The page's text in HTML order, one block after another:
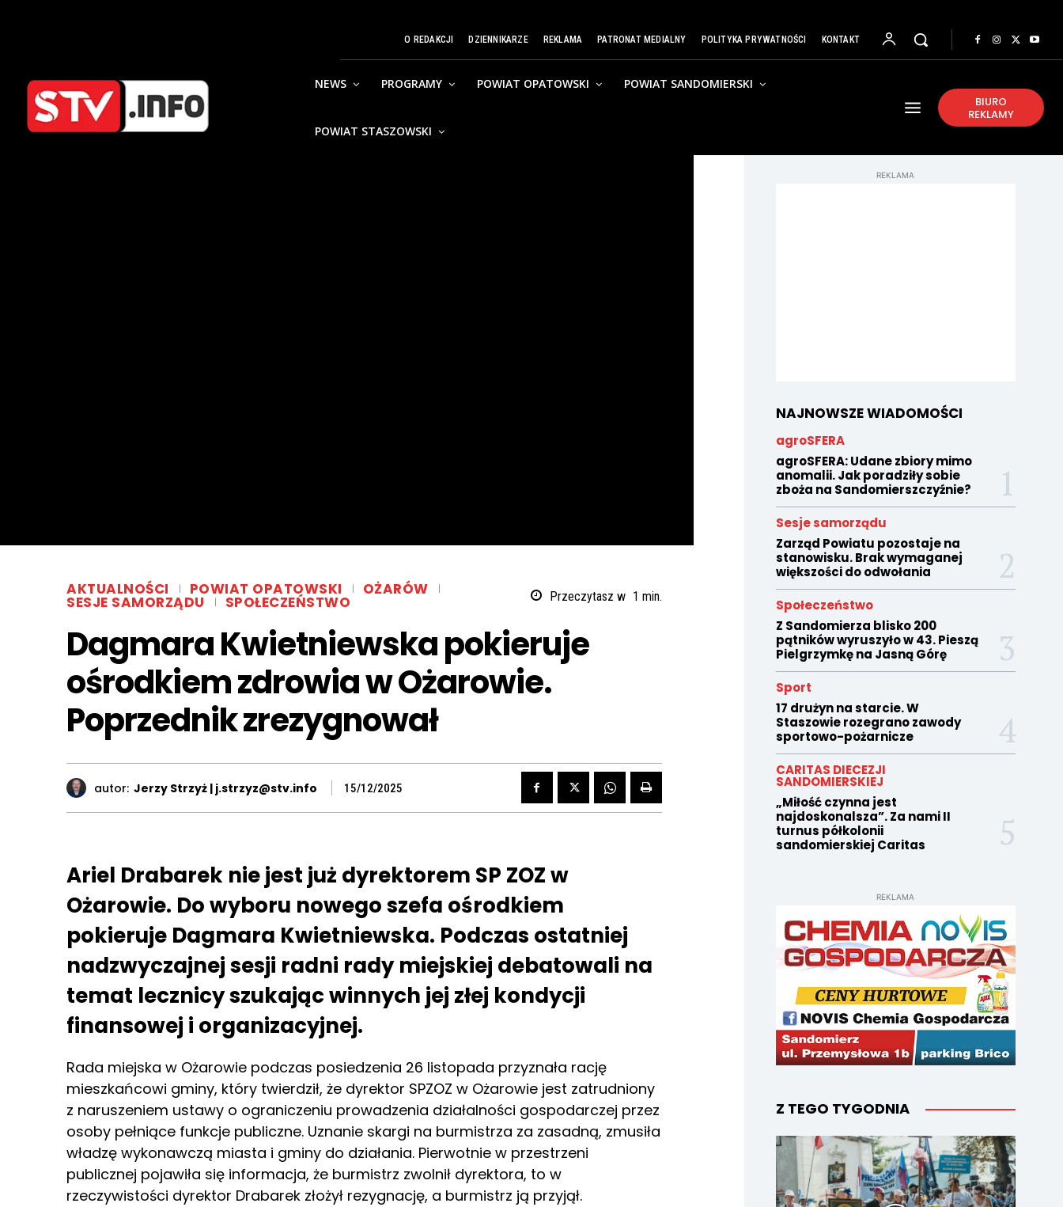
O REDAKCJI DZIENNIKARZE REKLAMA PATRONAT MEDIALNY POLITYKA PRYWATNOŚCI KONTAKT
NEWS PROGRAMY POWIAT OPATOWSKI POWIAT SANDOMIERSKI
POWIAT STASZOWSKI
BIURO
REKLAMY
AKTUALNOŚCI POWIAT OPATOWSKI OŻARÓW
SESJE SAMORZĄDU SPOŁECZEŃSTWO Przeczytasz w 1 min.
Dagmara Kwietniewska pokieruje
ośrodkiem zdrowia w Ożarowie.
Poprzednik zrezygnował
autor: Jerzy Strzyż | j.strzyz@stv.info 15/12/2025
Ariel Drabarek nie jest już dyrektorem SP ZOZ w
Ożarowie. Do wyboru nowego szefa ośrodkiem
pokieruje Dagmara Kwietniewska. Podczas ostatniej
nadzwyczajnej sesji radni rady miejskiej debatowali na
temat lecznicy szukając winnych jej złej kondycji
finansowej i organizacyjnej.
Rada miejska w Ożarowie podczas posiedzenia 26 listopada przyznała rację
mieszkańcowi gminy, który twierdził, że dyrektor SPZOZ w Ożarowie jest zatrudniony
z naruszeniem ustawy o ograniczeniu prowadzenia działalności gospodarczej przez
osoby pełniące funkcje publiczne. Uznanie skargi na burmistrza za zasadną, zmusiła
władzę wykonawczą miasta i gminy do działania. Pierwotnie w przestrzeni
publicznej pojawiła się informacja, że burmistrz zwolnił dyrektora, to w
rzeczywistości dyrektor Drabarek złożył rezygnację, a burmistrz ją przyjął.
REKLAMA
NAJNOWSZE WIADOMOŚCI
agroSFERA
agroSFERA: Udane zbiory mimo
anomalii. Jak poradziły sobie
zboża na Sandomierszczyźnie?
Sesje samorządu
Zarząd Powiatu pozostaje na
stanowisku. Brak wymaganej
większości do odwołania
Społeczeństwo
Z Sandomierza blisko 200
pątników wyruszyło w 43. Pieszą
Pielgrzymkę na Jasną Górę
Sport
17 drużyn na starcie. W
Staszowie rozegrano zawody
sportowo-pożarnicze
CARITAS DIECEZJI
SANDOMIERSKIEJ
„Miłość czynna jest
najdoskonalsza”. Za nami II
turnus półkolonii
sandomierskiej Caritas
REKLAMA
Z TEGO TYGODNIA